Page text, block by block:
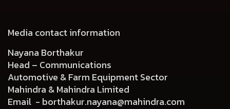
Media contact information
Nayana Borthakur
Head – Communications
Automotive & Farm Equipment Sector
Mahindra & Mahindra Limited
Email - borthakur.nayana@mahindra.com